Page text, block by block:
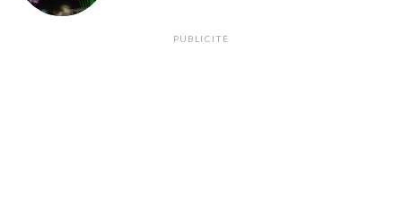
PUBLICITÉ